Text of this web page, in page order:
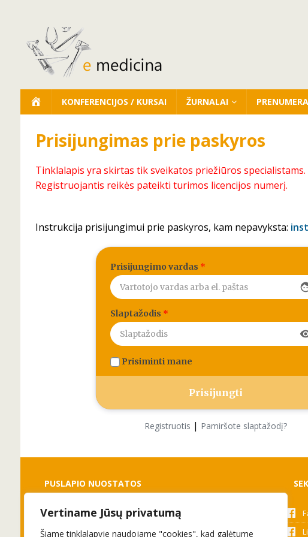
Vertiname Jūsų privatumą
Šiame tinklalapyje naudojame "cookies", kad galėtume
KONFERENCIJOS / KURSAI ŽURNALAI
Prisijungimas prie paskyros
Tinklalapis yra skirtas tik sveikatos priežiūros specialistams.
Registruojantis reikės pateikti turimos licencijos numerį.
Instrukcija prisijungimui prie paskyros, kam nepavyksta:
Prisijungimo vardas *
Slaptažodis *
Prisiminti mane
Registruotis | Pamiršote slaptažodį?
PUSLAPIO NUOSTATOS
Slapukai
Privatumo politika